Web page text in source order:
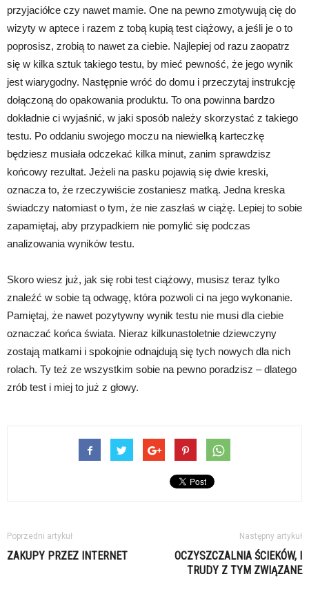
przyjaciółce czy nawet mamie. One na pewno zmotywują cię do
wizyty w aptece i razem z tobą kupią test ciążowy, a jeśli je o to
poprosisz, zrobią to nawet za ciebie. Najlepiej od razu zaopatrz
się w kilka sztuk takiego testu, by mieć pewność, że jego wynik
jest wiarygodny. Następnie wróć do domu i przeczytaj instrukcję
dołączoną do opakowania produktu. To ona powinna bardzo
dokładnie ci wyjaśnić, w jaki sposób należy skorzystać z takiego
testu. Po oddaniu swojego moczu na niewielką karteczkę
będziesz musiała odczekać kilka minut, zanim sprawdzisz
końcowy rezultat. Jeżeli na pasku pojawią się dwie kreski,
oznacza to, że rzeczywiście zostaniesz matką. Jedna kreska
świadczy natomiast o tym, że nie zaszłaś w ciążę. Lepiej to sobie
zapamiętaj, aby przypadkiem nie pomylić się podczas
analizowania wyników testu.
Skoro wiesz już, jak się robi test ciążowy, musisz teraz tylko
znaleźć w sobie tą odwagę, która pozwoli ci na jego wykonanie.
Pamiętaj, że nawet pozytywny wynik testu nie musi dla ciebie
oznaczać końca świata. Nieraz kilkunastoletnie dziewczyny
zostają matkami i spokojnie odnajdują się tych nowych dla nich
rolach. Ty też ze wszystkim sobie na pewno poradzisz – dlatego
zrób test i miej to już z głowy.
Poprzedni artykuł
ZAKUPY PRZEZ INTERNET
Następny artykuł
OCZYSZCZALNIA ŚCIEKÓW, I
TRUDY Z TYM ZWIĄZANE